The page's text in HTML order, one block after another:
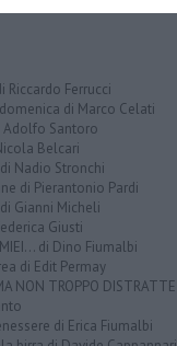
Riccardo Ferrucci
di Marco Celati
Santoro
Belcari
Nadio Stronchi
di Pierantonio Pardi
Gianni Micheli
Giusti
di Dino Fiumalbi
di Edit Permay
NON TROPPO DISTRATTE
di Erica Fiumalbi